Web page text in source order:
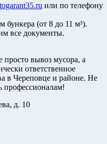
или по телефону
(от 8 до 11 м³).
все документы.
вывоз мусора, а
ответственное
в Череповце и районе. Не
профессионалам!
д. 10